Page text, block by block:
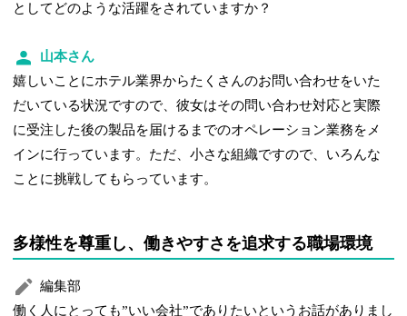
としてどのような活躍をされていますか？
山本さん
嬉しいことにホテル業界からたくさんのお問い合わせをいた
だいている状況ですので、彼女はその問い合わせ対応と実際
に受注した後の製品を届けるまでのオペレーション業務をメ
インに行っています。ただ、小さな組織ですので、いろんな
ことに挑戦してもらっています。
多様性を尊重し、働きやすさを追求する職場環境
編集部
働く人にとっても”いい会社”でありたいというお話がありまし